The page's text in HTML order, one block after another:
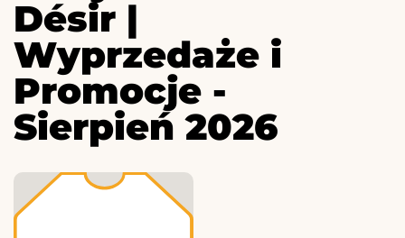
Désir |
Wyprzedaże i
Promocje -
Sierpień 2026